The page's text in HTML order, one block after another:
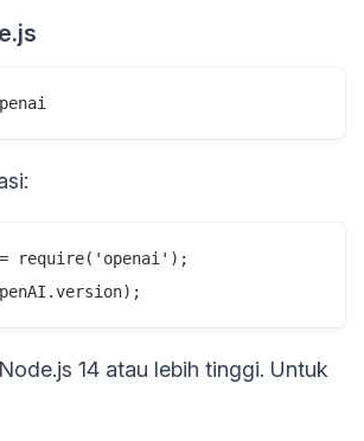
= require('openai');
14 atau lebih tinggi. Untuk